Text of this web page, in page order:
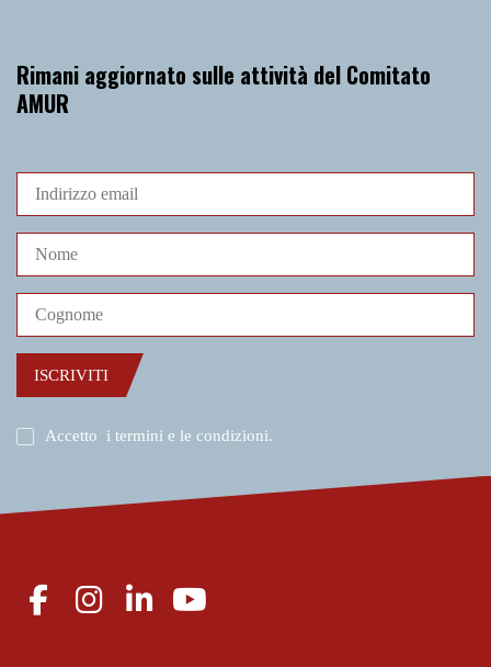
Rimani aggiornato sulle attività del Comitato
AMUR
ISCRIVITI
Accetto i termini e le condizioni.